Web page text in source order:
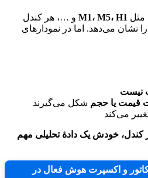
مثل M1، M5، H1 و …، هر کندل
نشان می‌دهد. اما در نمودارهای
نیست
قیمت یا حجم شکل می‌گیرند
می‌کند
خودش یک دادهٔ تحلیلی مهم
و اکسپرت هوش فعال در